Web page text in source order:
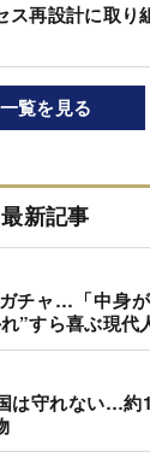
ス再設計に取り
一覧を見る
最新記事
チャ…「中身が
”すら喜ぶ現代
は守れない…約